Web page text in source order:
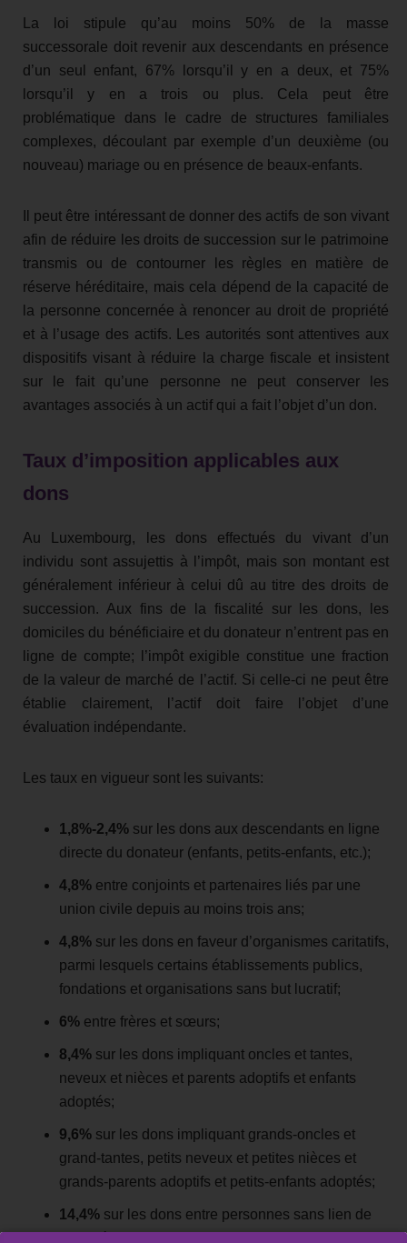
La loi stipule qu’au moins 50% de la masse
successorale doit revenir aux descendants en présence
d’un seul enfant, 67% lorsqu’il y en a deux, et 75%
lorsqu’il y en a trois ou plus. Cela peut être
problématique dans le cadre de structures familiales
complexes, découlant par exemple d’un deuxième (ou
nouveau) mariage ou en présence de beaux-enfants.
Il peut être intéressant de donner des actifs de son vivant
afin de réduire les droits de succession sur le patrimoine
transmis ou de contourner les règles en matière de
réserve héréditaire, mais cela dépend de la capacité de
la personne concernée à renoncer au droit de propriété
et à l’usage des actifs. Les autorités sont attentives aux
dispositifs visant à réduire la charge fiscale et insistent
sur le fait qu’une personne ne peut conserver les
avantages associés à un actif qui a fait l’objet d’un don.
Taux d’imposition applicables aux
dons
Au Luxembourg, les dons effectués du vivant d’un
individu sont assujettis à l’impôt, mais son montant est
généralement inférieur à celui dû au titre des droits de
succession. Aux fins de la fiscalité sur les dons, les
domiciles du bénéficiaire et du donateur n’entrent pas en
ligne de compte; l’impôt exigible constitue une fraction
de la valeur de marché de l’actif. Si celle-ci ne peut être
établie clairement, l’actif doit faire l’objet d’une
évaluation indépendante.
Les taux en vigueur sont les suivants:
1,8%-2,4% sur les dons aux descendants en ligne
directe du donateur (enfants, petits-enfants, etc.);
4,8% entre conjoints et partenaires liés par une
union civile depuis au moins trois ans;
4,8% sur les dons en faveur d’organismes caritatifs,
parmi lesquels certains établissements publics,
fondations et organisations sans but lucratif;
6% entre frères et sœurs;
8,4% sur les dons impliquant oncles et tantes,
neveux et nièces et parents adoptifs et enfants
adoptés;
9,6% sur les dons impliquant grands-oncles et
grand-tantes, petits neveux et petites nièces et
grands-parents adoptifs et petits-enfants adoptés;
14,4% sur les dons entre personnes sans lien de